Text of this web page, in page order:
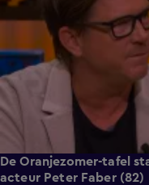
De Oranjezomer-tafel
acteur Peter Faber (82)